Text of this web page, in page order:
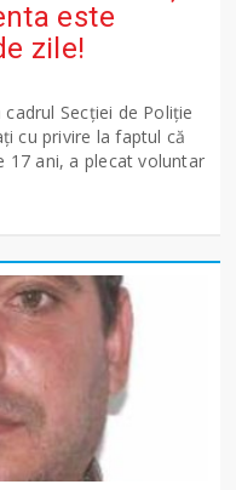
este
zile!
Secției de Poliție
cu privire la faptul că
17 ani, a plecat voluntar